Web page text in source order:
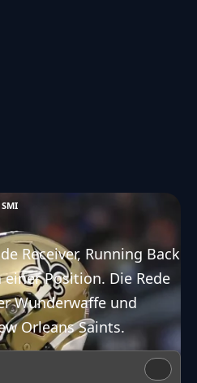
Receiver, Running Back
Position. Die Rede
Wunderwaffe und
Orleans Saints.